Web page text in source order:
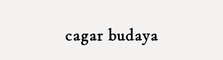
cagar budaya